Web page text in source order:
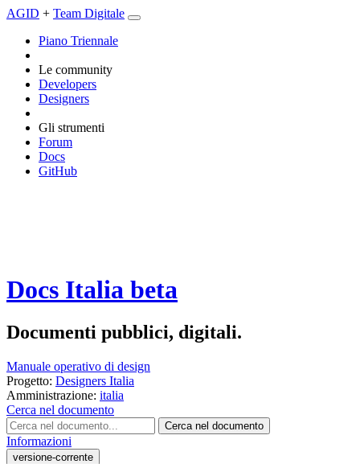
AGID + Team Digitale
Piano Triennale
Le community
Developers
Designers
Gli strumenti
Forum
Docs
GitHub
Docs Italia beta
Documenti pubblici, digitali.
Manuale operativo di design
Progetto: Designers Italia
Amministrazione: italia
Cerca nel documento
Cerca nel documento
Informazioni
versione-corrente